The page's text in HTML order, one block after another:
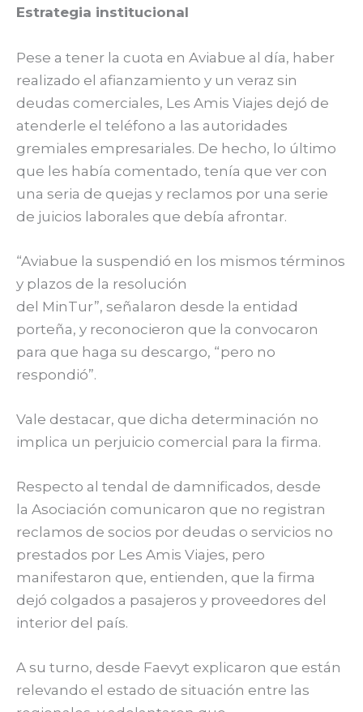
Estrategia institucional
Pese a tener la cuota en Aviabue al día, haber
realizado el afianzamiento y un veraz sin
deudas comerciales, Les Amis Viajes dejó de
atenderle el teléfono a las autoridades
gremiales empresariales. De hecho, lo último
que les había comentado, tenía que ver con
una seria de quejas y reclamos por una serie
de juicios laborales que debía afrontar.
“Aviabue la suspendió en los mismos términos
y plazos de la resolución
del MinTur”, señalaron desde la entidad
porteña, y reconocieron que la convocaron
para que haga su descargo, “pero no
respondió”.
Vale destacar, que dicha determinación no
implica un perjuicio comercial para la firma.
Respecto al tendal de damnificados, desde
la Asociación comunicaron que no registran
reclamos de socios por deudas o servicios no
prestados por Les Amis Viajes, pero
manifestaron que, entienden, que la firma
dejó colgados a pasajeros y proveedores del
interior del país.
A su turno, desde Faevyt explicaron que están
relevando el estado de situación entre las